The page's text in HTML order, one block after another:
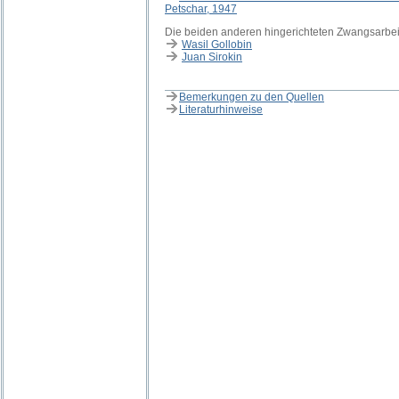
Petschar, 1947
Die beiden anderen hingerichteten
Wasil Gollobin
Juan Sirokin
Bemerkungen zu den Quellen
Literaturhinweise